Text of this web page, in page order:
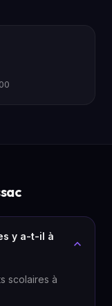
y a-t-il à
scolaires à